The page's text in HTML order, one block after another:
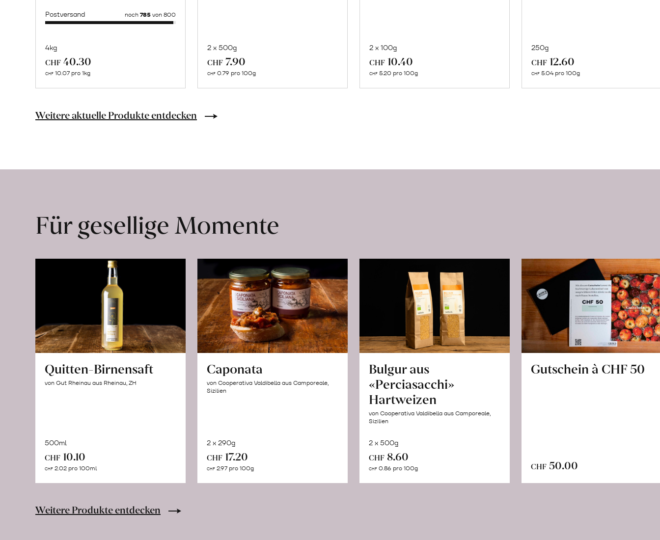
Postversand noch 785von 800
4kg
CHF 40.30
CHF 10.07 pro 1kg
Naturbelassene
Lebensmittel
ab
2 x 500g
CHF 7.90
CHF 0.79 pro 100g
2 x 100g
CHF 10.40
CHF 5.20 pro 100g
250g
CHF 12.60
CHF 5.04 pro 100g
Weitere aktuelle Produkte entdecken
Für gesellige Momente
Quitten-Birnensaft
von Gut Rheinau aus Rheinau, ZH
500ml
CHF 10.10
CHF 2.02 pro 100ml
Caponata
von Cooperativa Valdibella aus Camporeale,
Sizilien
2 x 290g
CHF 17.20
CHF 2.97 pro 100g
Bulgur aus
«Perciasacchi»
Hartweizen
von Cooperativa Valdibella aus Camporeale,
Sizilien
2 x 500g
CHF 8.60
CHF 0.86 pro 100g
Gutschein à CHF 50
CHF 50.00
Warenkorb
Weitere Produkte entdecken